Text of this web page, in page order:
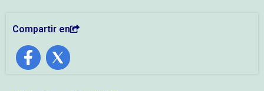
Compartir en